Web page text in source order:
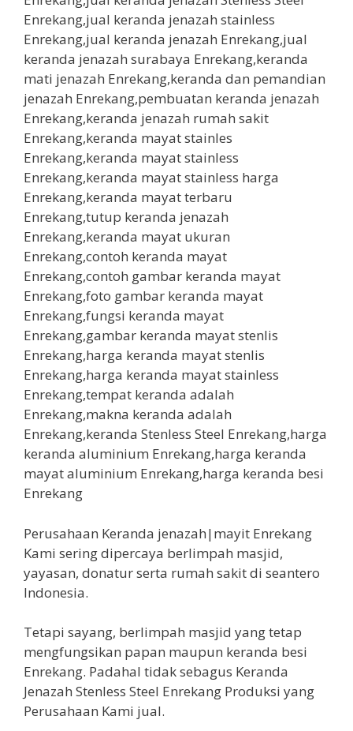
Perusahaan Keranda jenazah|mayit Enrekang
Kami sering dipercaya berlimpah masjid,
yayasan, donatur serta rumah sakit di seantero
Indonesia.
Tetapi sayang, berlimpah masjid yang tetap
mengfungsikan papan maupun keranda besi
Enrekang. Padahal tidak sebagus Keranda
Jenazah Stenless Steel Enrekang Produksi yang
Perusahaan Kami jual.